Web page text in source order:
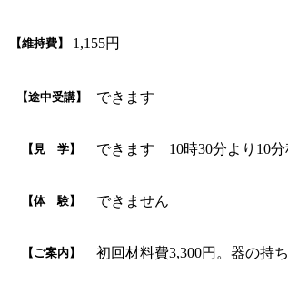
【維持費】 1,155円
【途中受講】 できます
【見 学】 できます 10時30分より10分
【体 験】 できません
【ご案内】 初回材料費3,300円。器の持